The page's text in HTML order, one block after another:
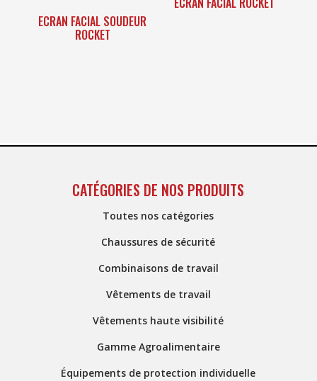
plus
ECRAN FACIAL SOUDEUR
ROCKET
CATÉGORIES DE NOS PRODUITS
Toutes nos catégories
Chaussures de sécurité
Combinaisons de travail
Vêtements de travail
Vêtements haute visibilité
Gamme Agroalimentaire
Équipements de protection individuelle